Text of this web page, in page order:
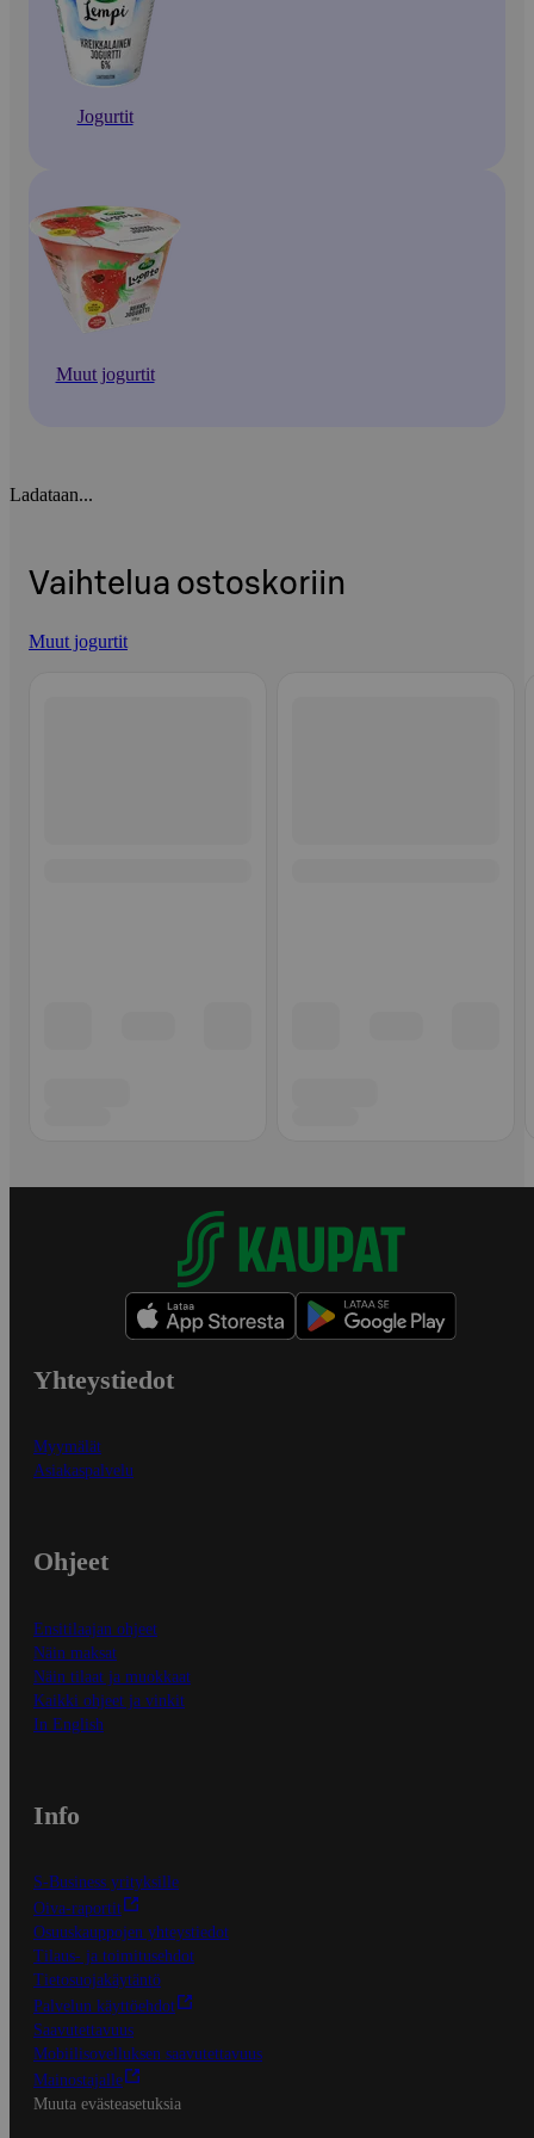
Jogurtit
Muut jogurtit
Ladataan...
Vaihtelua ostoskoriin
Muut jogurtit
Yhteystiedot
Myymälät
Asiakaspalvelu
Ohjeet
Ensitilaajan ohjeet
Näin maksat
Näin tilaat ja muokkaat
Kaikki ohjeet ja vinkit
In English
Info
S-Business yrityksille
Oiva-raportit
Osuuskauppojen yhteystiedot
Tilaus- ja toimitusehdot
Tietosuojakäytäntö
Palvelun käyttöehdot
Saavutettavuus
Mobiilisovelluksen saavutettavuus
Mainostajalle
Muuta evästeasetuksia